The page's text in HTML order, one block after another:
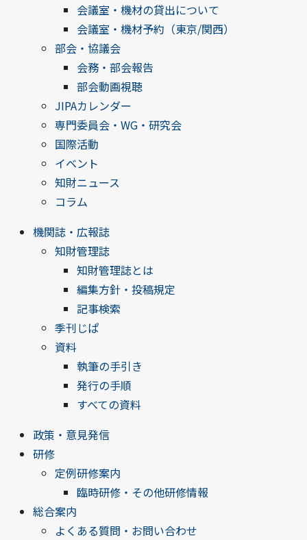
会議室・機材の貸出について
会議室・機材予約（東京/関西）
部会・協議会
会務・部会報告
部会動画視聴
JIPAカレンダー
専門委員会・WG・研究会
国際活動
イベント
知財ニュース
コラム
機関誌・広報誌
知財管理誌
知財管理誌とは
編集方針・投稿規定
記事検索
季刊じぱ
資料
執筆の手引き
発行の手順
すべての資料
政策・意見発信
研修
定例研修案内
臨時研修・その他研修情報
総合案内
よくある質問・お問い合わせ